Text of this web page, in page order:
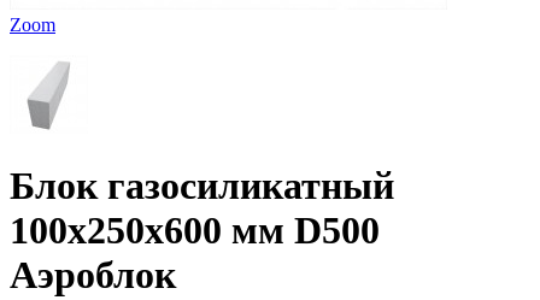
Zoom
Блок газосиликатный
100х250х600 мм D500
Аэроблок